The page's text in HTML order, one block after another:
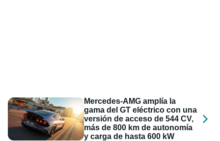
Mercedes-AMG amplía la
gama del GT eléctrico con una
versión de acceso de 544 CV,
más de 800 km de autonomía
y carga de hasta 600 kW